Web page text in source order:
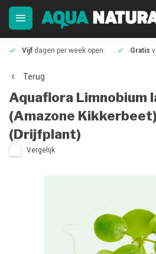
Vijf dagen per week open. Gratis
Terug
Aquaflora Limnobium
(Amazone
(Drijfplant)
Vergelijk